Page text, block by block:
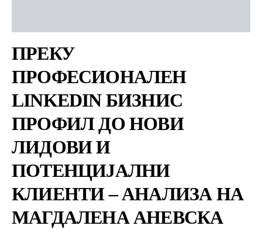
ПРЕКУ
ПРОФЕСИОНАЛЕН
LINKEDIN БИЗНИС
ПРОФИЛ ДО НОВИ
ЛИДОВИ И
ПОТЕНЦИЈАЛНИ
КЛИЕНТИ – АНАЛИЗА НА
МАГДАЛЕНА АНЕВСКА